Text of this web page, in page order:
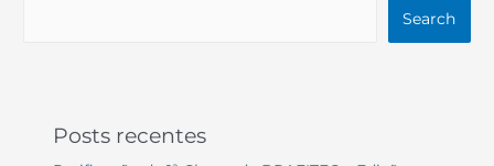
Search
Posts recentes